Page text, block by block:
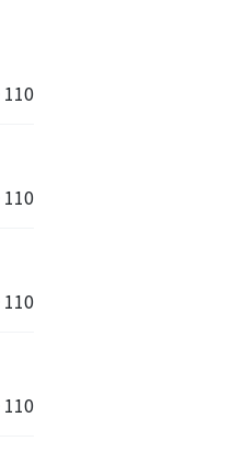
110
110
110
110